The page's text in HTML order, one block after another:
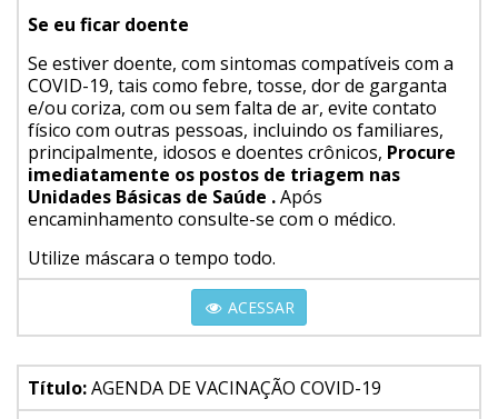
Se eu ficar doente
Se estiver doente, com sintomas compatíveis com a
COVID-19, tais como febre, tosse, dor de garganta
e/ou coriza, com ou sem falta de ar, evite contato
físico com outras pessoas, incluindo os familiares,
principalmente, idosos e doentes crônicos, Procure
imediatamente os postos de triagem nas
Unidades Básicas de Saúde .Após
encaminhamento consulte-se com o médico.
Utilize máscara o tempo todo.
ACESSAR
Título:AGENDA DE VACINAÇÃO COVID-19